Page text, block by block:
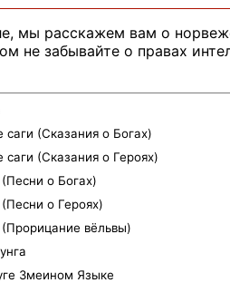
мы расскажем вам о
не забывайте о правах
саги (Сказания о Богах)
саги (Сказания о Героях)
о Богах)
о Героях)
вёльвы)
Змеином Языке